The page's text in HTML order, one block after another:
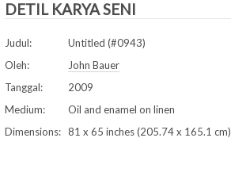
DETIL KARYA SENI
Judul:
Untitled (#0943)
Oleh:
John Bauer
Tanggal:
2009
Medium:
Oil and enamel on linen
Dimensions: 81 x 65 inches (205.74 x 165.1 cm)